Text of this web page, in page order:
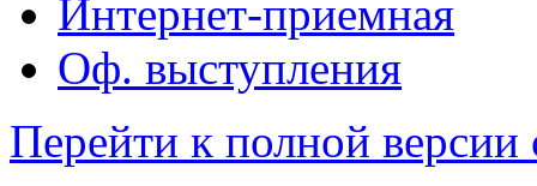
Интернет-приемная
Оф. выступления
Перейти к полной версии